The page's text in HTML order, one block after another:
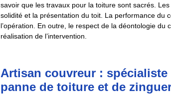
savoir que les travaux pour la toiture sont sacrés.
solidité et la présentation du toit. La performance du
l’opération. En outre, le respect de la déontologie
réalisation de l’intervention.
Artisan couvreur :
panne de toiture et de